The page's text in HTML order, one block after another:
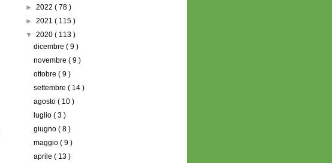
► 2022 ( 78 )
► 2021 ( 115 )
▼ 2020 ( 113 )
dicembre( 9 )
novembre( 9 )
ottobre( 9 )
settembre( 14 )
agosto( 10 )
luglio( 3 )
giugno( 8 )
maggio( 9 )
aprile( 13 )